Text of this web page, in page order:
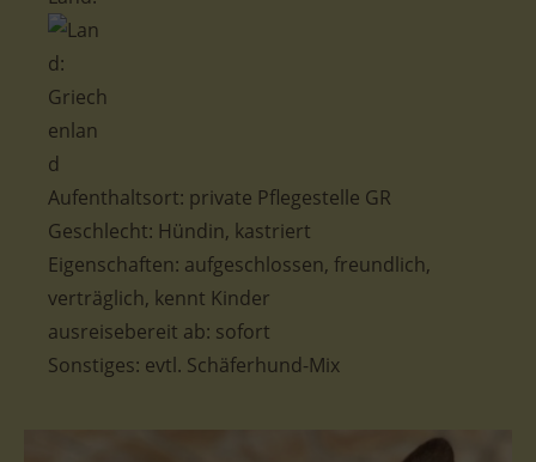
Aufenthaltsort: private Pflegestelle GR
Geschlecht: Hündin, kastriert
Eigenschaften: aufgeschlossen, freundlich,
verträglich, kennt Kinder
ausreisebereit ab: sofort
Sonstiges: evtl. Schäferhund-Mix